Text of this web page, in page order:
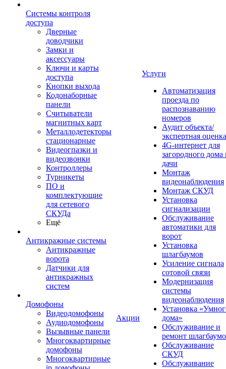
Системы контроля
доступа
Дверные
доводчики
Замки и
аксессуары
Ключи и карты
доступа
Кнопки выхода
Кодонаборные
панели
Считыватели
магнитных карт
Металлодетекторы
стационарные
Видеогпазки и
видеозвонки
Контроллеры
Турникеты
ПО и
комплектующие
для сетевого
СКУДа
Ещё
Антикражные системы
Антикражные
ворота
Датчики для
антикражных
систем
Домофоны
Видеодомофоны
Аудиодомофоны
Вызывные панели
Многоквартирные
домофоны
Многоквартирные
Акции
Услуги
Автоматизация
проезда по
распознаванию
номеров
Аудит объекта/
экспертная оценка
4G-интернет для
загородного дома
дачи
Монтаж
видеонаблюдения
Монтаж СКУД
Установка
сигнализации
Обслуживание
автоматики для
ворот
Установка
шлагбаумов
Усиление сигнала
сотовой связи
Модернизация
системы
видеонаблюдения
Установка
дома»
Обслуживание и
ремонт
Обслуживание
СКУД
Обслуживание